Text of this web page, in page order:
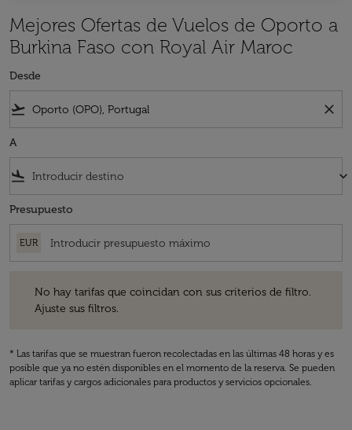
Mejores Ofertas de Vuelos de Oporto a
Burkina Faso con Royal Air Maroc
Desde
flight_takeoff close
A
flight_land keyboard_arrow_down
Presupuesto
EUR
No hay tarifas que coincidan con sus criterios de filtro.
Ajuste sus filtros.
* Las tarifas que se muestran fueron recolectadas en las últimas 48 horas y es
posible que ya no estén disponibles en el momento de la reserva. Se pueden
aplicar tarifas y cargos adicionales para productos y servicios opcionales.